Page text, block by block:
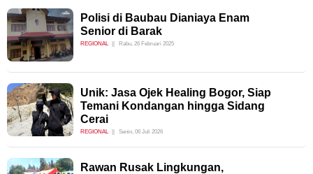
Polisi di Baubau Dianiaya Enam
Senior di Barak
REGIONAL Rabu, 26 Februari 2025
Unik: Jasa Ojek Healing Bogor, Siap
Temani Kondangan hingga Sidang
Cerai
REGIONAL Senin, 06 Juli 2026
Rawan Rusak Lingkungan,